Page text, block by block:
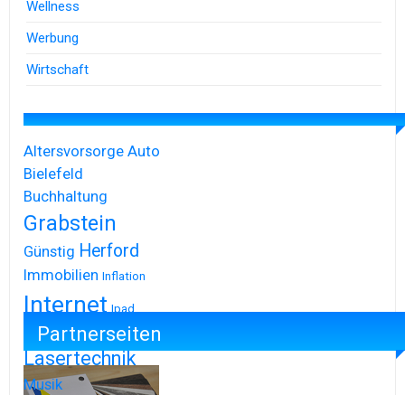
Wellness
Werbung
Wirtschaft
Altersvorsorge Auto
Bielefeld
Buchhaltung
Grabstein
Günstig Herford
Immobilien Inflation
Internet Ipad
Iphone
Lasertechnik
Musik
Partnerseiten